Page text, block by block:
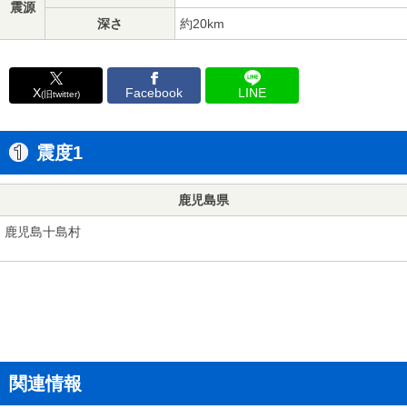
震源
深さ 約20km
X(旧twitter) Facebook LINE
震度1
鹿児島県
鹿児島十島村
関連情報